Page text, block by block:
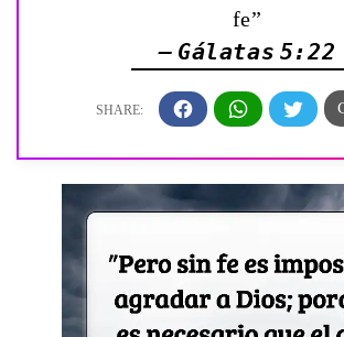
fe”
— Gálatas 5:22